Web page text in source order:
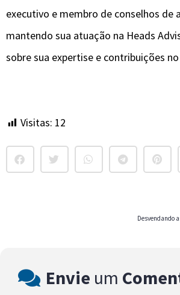
executivo e membro de conselhos de
mantendo sua atuação na Heads
sobre sua expertise e contribuições
Visitas: 12
Desvendando
Envie um